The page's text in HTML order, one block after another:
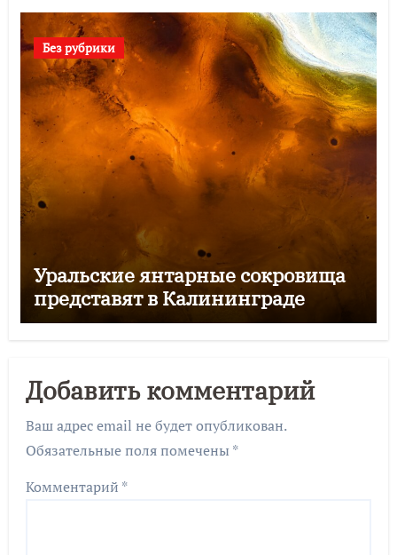
Без рубрики
Уральские янтарные сокровища
представят в Калининграде
Добавить комментарий
Ваш адрес email не будет опубликован.
Обязательные поля помечены *
Комментарий *